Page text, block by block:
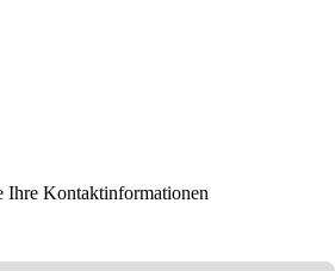
Ihre Kontaktinformationen